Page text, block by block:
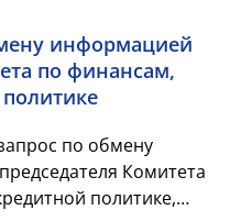
информацией
по финансам,
по обмену
Комитета
политике,